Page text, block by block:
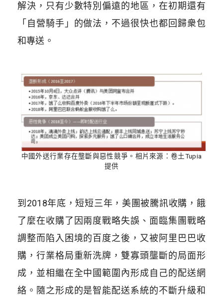
解決，只有少數特別偏遠的地區，在初期還有
「自營騎手」的做法，不過很快也都回歸衆包
和專送。
中國外送行業存在壟斷與惡性競爭。相片來源：卷土Tupia
提供
到2018年底，短短三年，美團被騰訊收購，餓
了麼在收購了因兩度戰略失誤、面臨集團戰略
調整而陷入困境的百度之後，又被阿里巴巴收
購，行業格局重新洗牌，雙寡頭壟斷的局面形
成，並相繼在全中國範圍內形成自己的配送網
絡。隨之形成的是智能配送系統的不斷升級和